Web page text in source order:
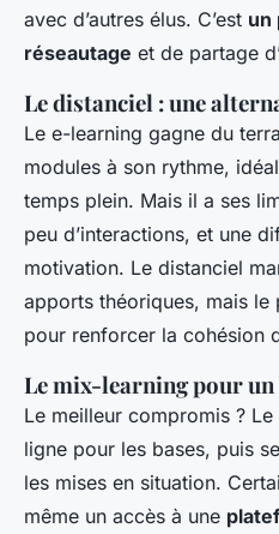
avec d’autres élus. C’est un
réseautage et de partage
Le distanciel : une
Le e-learning gagne du
modules à son rythme,
temps plein. Mais il a ses
peu d’interactions, et une
motivation. Le distanciel
apports théoriques, mais le
pour renforcer la cohésion
Le mix-learning pour
Le meilleur compromis ?
ligne pour les bases, puis
les mises en situation.
même un accès à une